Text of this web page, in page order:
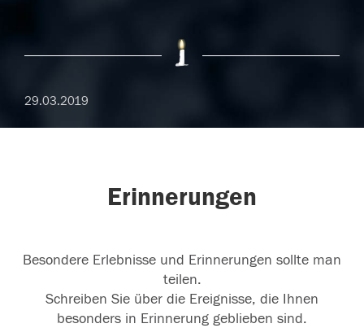
29.03.2019
Erinnerungen
Besondere Erlebnisse und Erinnerungen sollte man
teilen.
Schreiben Sie über die Ereignisse, die Ihnen
besonders in Erinnerung geblieben sind.